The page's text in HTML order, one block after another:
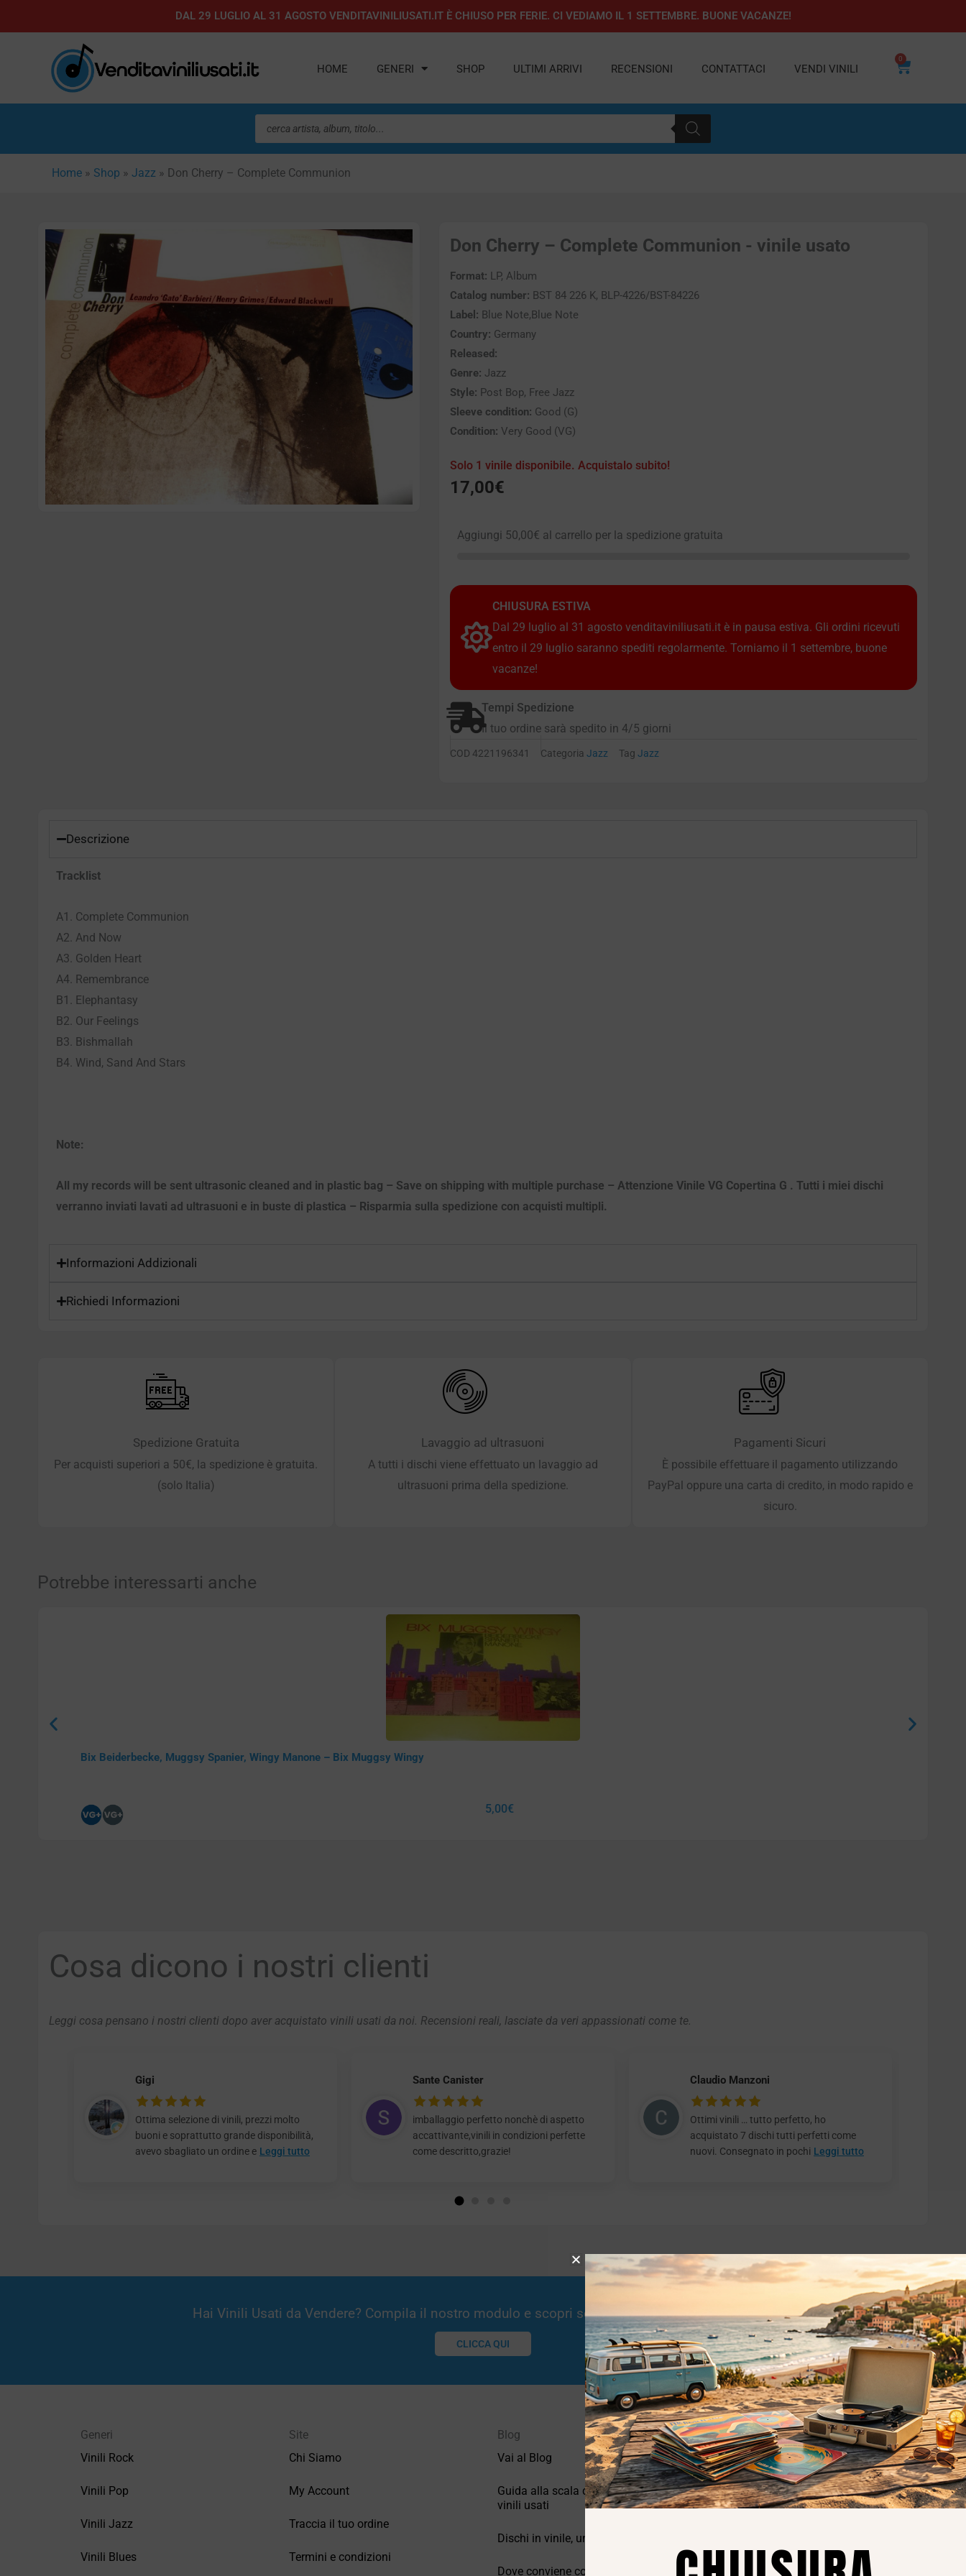
al
DAL 29 LUGLIO AL 31 AGOSTO VENDITAVINILIUSATI.IT È CHIUSO PER FERIE. CI VEDIAMO IL 1 SETTEMBRE. BUONE VACANZE!
HOME GENERI SHOP ULTIMI ARRIVI RECENSIONI CONTATTACI VENDI VINILI
0
Carrello
Ricerca
prodotti
Home » Shop » Jazz » Don Cherry – Complete Communion
Don Cherry – Complete Communion - vinile usato
Format: LP, Album
Catalog number: BST 84 226 K, BLP-4226/BST-84226
Label: Blue Note,Blue Note
Country: Germany
Released:
Genre: Jazz
Style: Post Bop, Free Jazz
Sleeve condition: Good (G)
Condition: Very Good (VG)
Solo 1 vinile disponibile. Acquistalo subito!
17,00€
Aggiungi 50,00€ al carrello per la spedizione gratuita
CHIUSURA ESTIVA
Dal 29 luglio al 31 agosto venditaviniliusati.it è in pausa estiva. Gli ordini ricevuti
entro il 29 luglio saranno spediti regolarmente. Torniamo il 1 settembre, buone
vacanze!
Tempi Spedizione
Il tuo ordine sarà spedito in 4/5 giorni
COD 4221196341 Categoria Jazz Tag Jazz
Descrizione
Tracklist
A1. Complete Communion
A2. And Now
A3. Golden Heart
A4. Remembrance
B1. Elephantasy
B2. Our Feelings
B3. Bishmallah
B4. Wind, Sand And Stars
Note:
All my records will be sent ultrasonic cleaned and in plastic bag – Save on shipping with multiple purchase – Attenzione Vinile VG Copertina G . Tutti i miei dischi
verranno inviati lavati ad ultrasuoni e in buste di plastica – Risparmia sulla spedizione con acquisti multipli.
Informazioni Addizionali
Richiedi Informazioni
Spedizione Gratuita
Per acquisti superiori a 50€, la spedizione è gratuita.
(solo Italia)
Lavaggio ad ultrasuoni
A tutti i dischi viene effettuato un lavaggio ad
ultrasuoni prima della spedizione.
Pagamenti Sicuri
È possibile effettuare il pagamento utilizzando
PayPal oppure una carta di credito, in modo rapido e
sicuro.
Potrebbe interessarti anche
Bix Beiderbecke, Muggsy Spanier, Wingy Manone – Bix Muggsy Wingy
5,00€
Cosa dicono i nostri clienti
Leggi cosa pensano i nostri clienti dopo aver acquistato vinili usati da noi. Recensioni reali, lasciate da veri appassionati come te.
Gigi
Ottima selezione di vinili, prezzi molto
buoni e soprattutto grande disponibilità,
avevo sbagliato un ordine e Leggi tutto
Sante Canister
imballaggio perfetto nonchè di aspetto
accattivante,vinili in condizioni perfette
come descritto,grazie!
Claudio Manzoni
Ottimi vinili … tutto perfetto, ho
acquistato 7 dischi tutti perfetti come
nuovi. Consegnato in pochi Leggi tutto
Hai Vinili Usati da Vendere? Compila il nostro modulo e scopri se potremmo essere interessati!
CLICCA QUI
Generi
Vinili Rock
Vinili Pop
Vinili Jazz
Vinili Blues
Site
Chi Siamo
My Account
Traccia il tuo ordine
Termini e condizioni
Blog
Vai al Blog
Guida alla scala di valutazione dei
vinili usati
Dischi in vinile, un po’ di storia.
Dove conviene comprare vinili
Privacy
Privacy Policy
Cookie Policy (UE)